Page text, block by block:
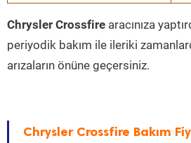
Chrysler Crossfire aracınıza
periyodik bakım ile ileriki
arızaların önüne geçersiniz.
Chrysler Crossfire Bakım